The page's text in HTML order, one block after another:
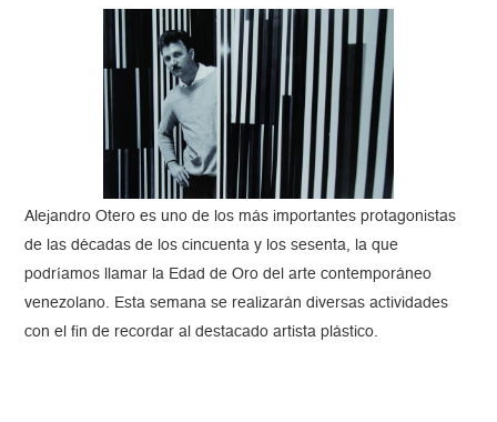
Alejandro Otero es uno de los más importantes protagonistas
de las décadas de los cincuenta y los sesenta, la que
podríamos llamar la Edad de Oro del arte contemporáneo
venezolano. Esta semana se realizarán diversas actividades
con el fin de recordar al destacado artista plástico.